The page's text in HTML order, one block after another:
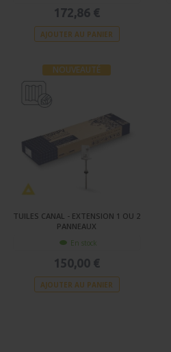
172,86 €
AJOUTER AU PANIER
NOUVEAUTÉ
TUILES CANAL - EXTENSION 1 OU 2
PANNEAUX
En stock
150,00 €
AJOUTER AU PANIER